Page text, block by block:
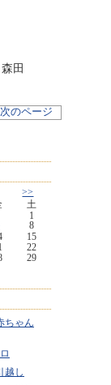
田
次のページ
>>
土
1
8
15
22
29
ちゃん
越し